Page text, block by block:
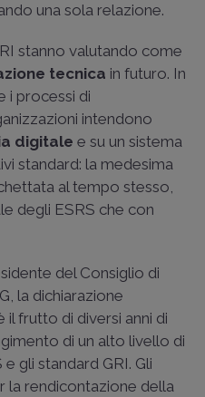
una sola relazione.
stanno valutando come
tecnica in futuro. In
i processi di
intendono
digitale e su un sistema
standard: la medesima
al tempo stesso,
degli ESRS che con
del Consiglio di
la dichiarazione
il frutto di diversi anni di
di un alto livello di
gli standard GRI. Gli
la rendicontazione della